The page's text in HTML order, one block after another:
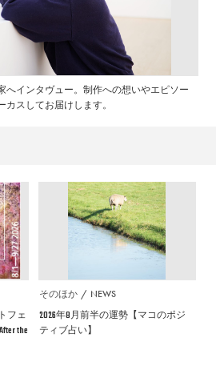
へインタヴュー。制作への想いやエピソー
スしてお届けします。
フェ
the
そのほか NEWS
2026年8月前半の運勢【マコのポジ
ティブ占い】